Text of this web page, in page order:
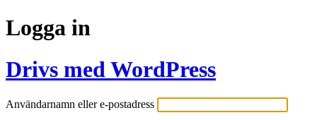
Logga in
Drivs med WordPress
Användarnamn eller e-postadress